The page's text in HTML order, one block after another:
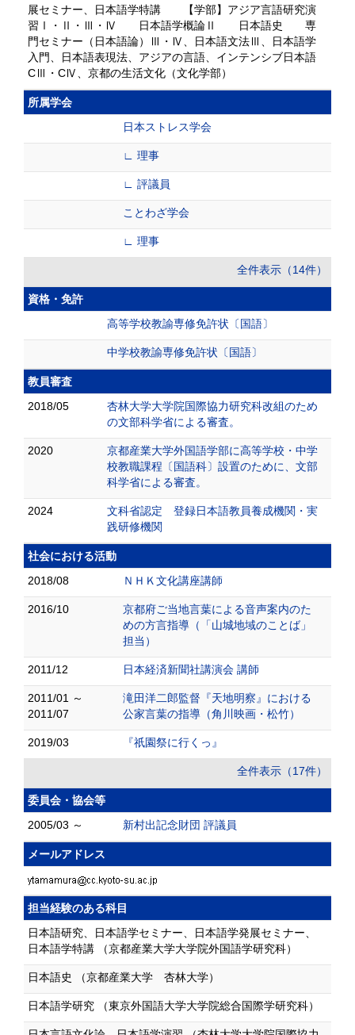
展セミナー、日本語学特講 【学部】アジア言語研究演
習Ⅰ・Ⅱ・Ⅲ・Ⅳ 日本語学概論Ⅱ 日本語史 専
門セミナー（日本語論）Ⅲ・Ⅳ、日本語文法Ⅲ、日本語学
入門、日本語表現法、アジアの言語、インテンシブ日本語
CⅢ・CⅣ、京都の生活文化（文化学部）
所属学会
日本ストレス学会
∟ 理事
∟ 評議員
ことわざ学会
∟ 理事
全件表示（14件）
資格・免許
高等学校教諭専修免許状〔国語〕
中学校教諭専修免許状〔国語〕
教員審査
2018/05
杏林大学大学院国際協力研究科改組のため
の文部科学省による審査。
2020
京都産業大学外国語学部に高等学校・中学
校教職課程〔国語科〕設置のために、文部
科学省による審査。
2024
文科省認定 登録日本語教員養成機関・実
践研修機関
社会における活動
2018/08
ＮＨＫ文化講座講師
2016/10
京都府ご当地言葉による音声案内のた
めの方言指導（「山城地域のことば」
担当）
2011/12 日本経済新聞社講演会 講師
2011/01 ～
2011/07
滝田洋二郎監督『天地明察』における
公家言葉の指導（角川映画・松竹）
2019/03 『祇園祭に行くっ』
全件表示（17件）
委員会・協会等
2005/03 ～
新村出記念財団 評議員
メールアドレス
担当経験のある科目
日本語研究、日本語学セミナー、日本語学発展セミナー、
日本語学特講 （京都産業大学大学院外国語学研究科）
日本語史 （京都産業大学 杏林大学）
日本語学研究 （東京外国語大学大学院総合国際学研究科）